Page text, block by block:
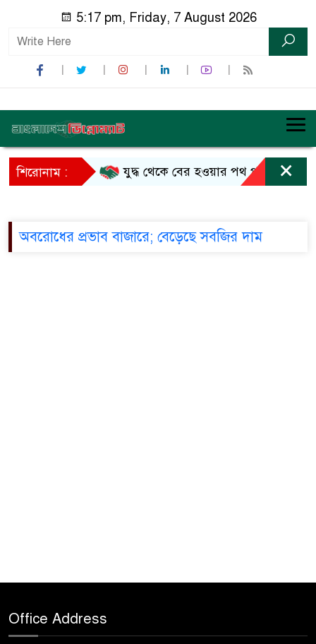
5:17 pm, Friday, 7 August 2026
শিরোনাম : যুদ্ধ থেকে বের হওয়ার পথ পাচ্ছেন না×
অবরোধের প্রভাব বাজারে; বেড়েছে সবজির দাম
Office Address